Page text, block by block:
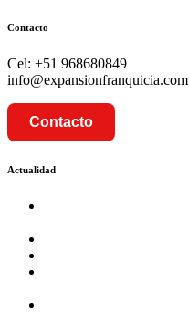
Contacto
Cel: +51 968680849
info@expansionfranquicia.com
Contacto
Actualidad